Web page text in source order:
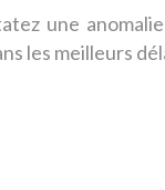
une
les meilleurs